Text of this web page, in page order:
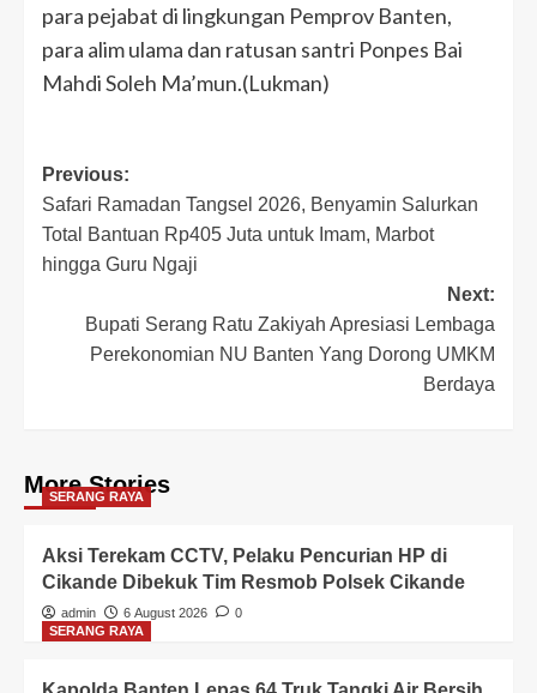
para pejabat di lingkungan Pemprov Banten,
para alim ulama dan ratusan santri Ponpes Bai
Mahdi Soleh Ma’mun.(Lukman)
Post
navigation
Previous:
Safari Ramadan Tangsel 2026, Benyamin Salurkan
Total Bantuan Rp405 Juta untuk Imam, Marbot
hingga Guru Ngaji
Next:
Bupati Serang Ratu Zakiyah Apresiasi Lembaga
Perekonomian NU Banten Yang Dorong UMKM
Berdaya
More Stories
SERANG RAYA
Aksi Terekam CCTV, Pelaku Pencurian HP di
Cikande Dibekuk Tim Resmob Polsek Cikande
admin 6 August 2026
0
SERANG RAYA